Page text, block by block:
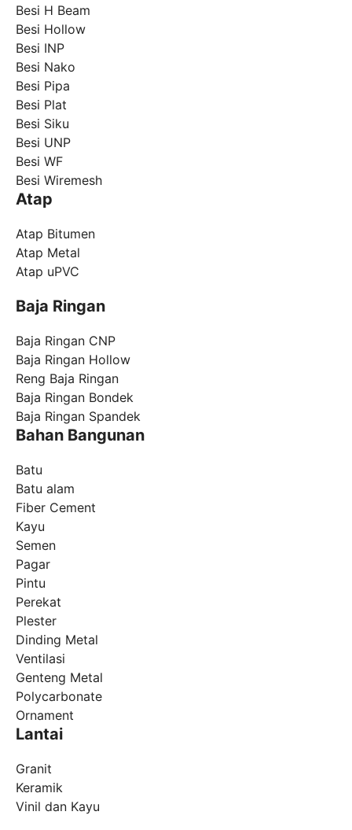
Besi H Beam
Besi Hollow
Besi INP
Besi Nako
Besi Pipa
Besi Plat
Besi Siku
Besi UNP
Besi WF
Besi Wiremesh
Atap
Atap Bitumen
Atap Metal
Atap uPVC
Baja Ringan
Baja Ringan CNP
Baja Ringan Hollow
Reng Baja Ringan
Baja Ringan Bondek
Baja Ringan Spandek
Bahan Bangunan
Batu
Batu alam
Fiber Cement
Kayu
Semen
Pagar
Pintu
Perekat
Plester
Dinding Metal
Ventilasi
Genteng Metal
Polycarbonate
Ornament
Lantai
Granit
Keramik
Vinil dan Kayu